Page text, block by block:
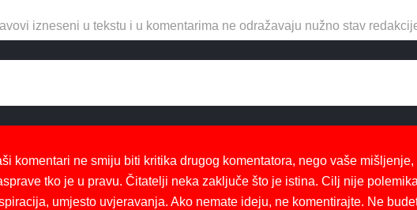
izneseni u tekstu i u komentarima ne odražavaju nužno stav
komentari ne smiju biti kritika drugog komentatora, nego vaše mišljenje,
tko je u pravu. Čitatelji neka zaključe što je istina. Cilj nije
umjesto uvjeravanja. Ako nemate ideju, ne komentirajte. Ne